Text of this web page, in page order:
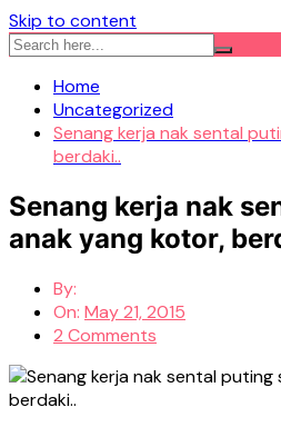
Skip to content
Home
Uncategorized
Senang kerja nak sental
berdaki..
Senang kerja nak
anak yang kotor,
By:
On: May 21, 2015
2 Comments